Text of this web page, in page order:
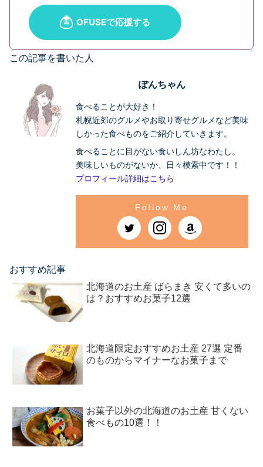
この記事を書いた人
ぽんちゃん
食べることが大好き！
札幌近郊のグルメやお取り寄せグルメなど美味
しかった食べものをご紹介していきます。
食べることに目がない食いしん坊なわたし。
美味しいものがないか、日々模索中です！！
プロフィール詳細はこちら
おすすめ記事
北海道のお土産 ばらまき 安くて多いの
は？おすすめお菓子12選
北海道限定おすすめお土産 27選 定番
のものからマイナーなお菓子まで
お菓子以外の北海道のお土産 甘くない
食べもの10選！！